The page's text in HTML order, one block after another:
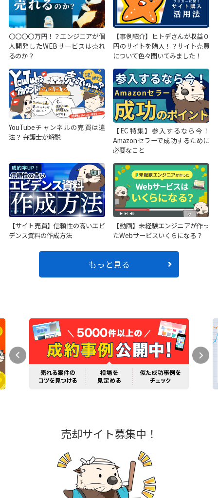
〇〇〇〇万円！？エンジニアが個
人開発したWEBサービスは売れ
るのか？
【事例紹介】ヒトデさんが収益０
円のサイトを購入！？サイト売買
について色々聞いてみました！
YouTubeチャンネルの売買は違
法？ 弁護士が解説
【EC特集】参入するなら今！
Amazonセラーで成功するために
必要なこと
【サイト売買】信頼性の高いエビ
デンス資料の作成方法
【動画】未経験エンジニアが作っ
たWebサービスいくらになる？
もっと見る
売却サイト募集中！